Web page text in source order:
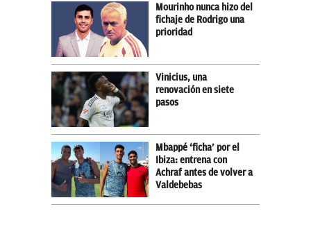
Mourinho nunca hizo del
fichaje de Rodrigo una
prioridad
Vinicius, una
renovación en siete
pasos
Mbappé ‘ficha’ por el
Ibiza: entrena con
Achraf antes de volver a
Valdebebas